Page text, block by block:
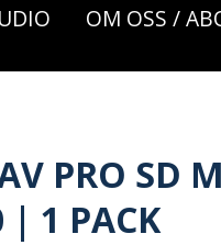
OM OSS /
PRO SD
| 1 PACK